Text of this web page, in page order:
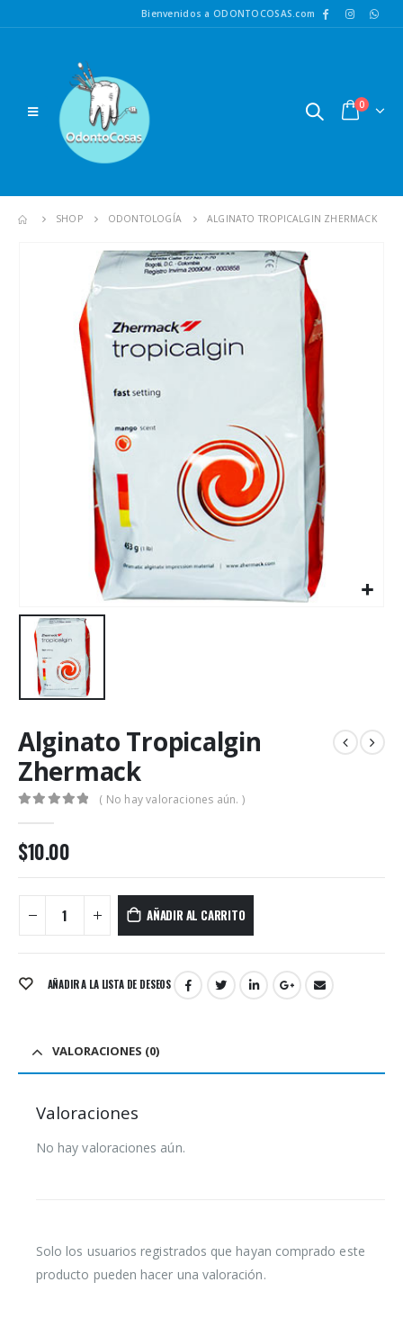
Bienvenidos a ODONTOCOSAS.com
0
SHOP ODONTOLOGÍA ALGINATO TROPICALGIN ZHERMACK
Alginato Tropicalgin
Zhermack
( No hay valoraciones aún. )
$10.00
AÑADIR AL CARRITO
AÑADIR A LA LISTA DE DESEOS
VALORACIONES (0)
Valoraciones
No hay valoraciones aún.
Solo los usuarios registrados que hayan comprado este
producto pueden hacer una valoración.